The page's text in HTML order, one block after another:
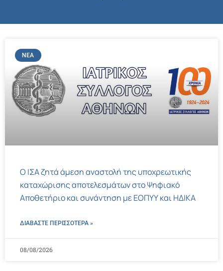
ΝΈΑ
Ο ΙΣΑ ζητά άμεση αναστολή της υποχρεωτικής
καταχώρισης αποτελεσμάτων στο Ψηφιακό
Αποθετήριο και συνάντηση με ΕΟΠΥΥ και ΗΔΙΚΑ
ΔΙΑΒΑΣΤΕ ΠΕΡΙΣΣΌΤΕΡΑ »
08/08/2026